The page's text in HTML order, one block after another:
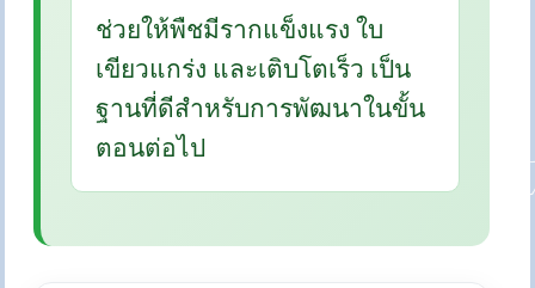
ช่วยให้พืชมีรากแข็งแรง ใบ
เขียวแกร่ง และเติบโตเร็ว เป็น
ฐานที่ดีสำหรับการพัฒนาในขั้น
ตอนต่อไป